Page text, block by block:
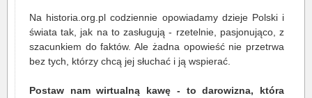
Na historia.org.pl codziennie opowiadamy dzieje Polski i
świata tak, jak na to zasługują - rzetelnie, pasjonująco, z
szacunkiem do faktów. Ale żadna opowieść nie przetrwa
bez tych, którzy chcą jej słuchać i ją wspierać.
Postaw nam wirtualną kawę - to darowizna, która